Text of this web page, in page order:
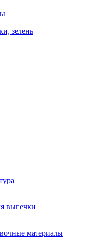
зелень
выпечки
материалы